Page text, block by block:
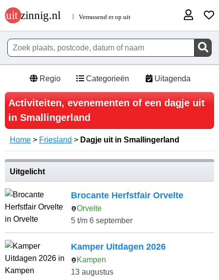
Regio Categorieën Uitagenda
Activiteiten, evenementen of een dagje uit
in Smallingerland
Home > Friesland > Dagje uit in Smallingerland
Uitgelicht
Brocante Herfstfair Orvelte
Orvelte
5 t/m 6 september
Kamper Uitdagen 2026
Kampen
13 augustus